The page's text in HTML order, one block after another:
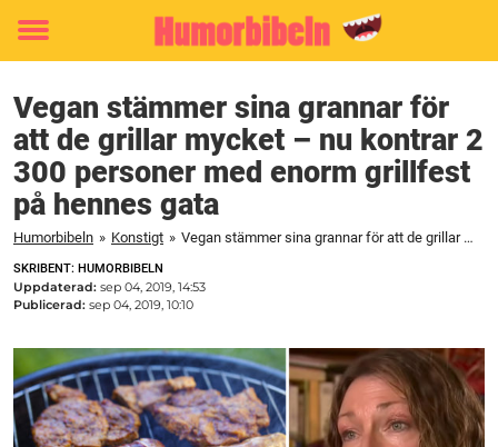
Toggle
Vegan stämmer sina grannar för
att de grillar mycket – nu kontrar 2
300 personer med enorm grillfest
på hennes gata
Humorbibeln » Konstigt » Vegan stämmer sina grannar för att de grillar mycket – nu kontrar 2 300 personer med enorm grillfest på hennes gata
SKRIBENT: HUMORBIBELN
Uppdaterad: sep 04, 2019, 14:53
Publicerad: sep 04, 2019, 10:10